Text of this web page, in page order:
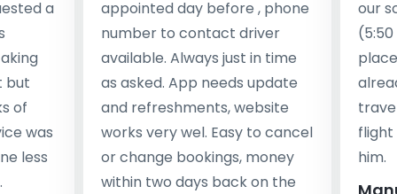
a
but
of
was
less
appointed day before , phone
number to contact driver
available. Always just in time
as asked. App needs update
and refreshments, website
works very wel. Easy to cancel
or change bookings, money
within two days back on the
our
flight
him.